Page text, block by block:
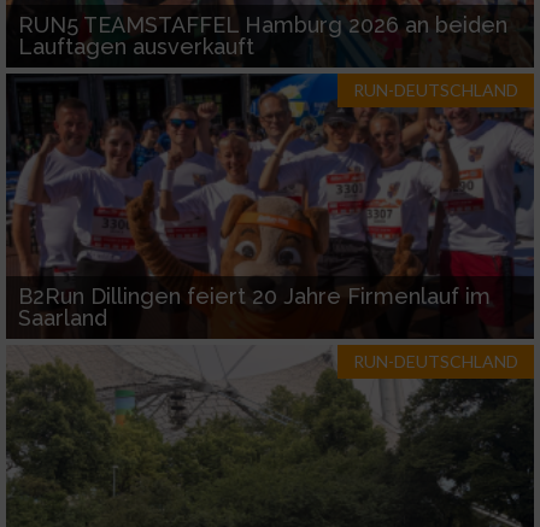
RUN5 TEAMSTAFFEL Hamburg 2026 an beiden
Lauftagen ausverkauft
RUN-DEUTSCHLAND
B2Run Dillingen feiert 20 Jahre Firmenlauf im
Saarland
RUN-DEUTSCHLAND